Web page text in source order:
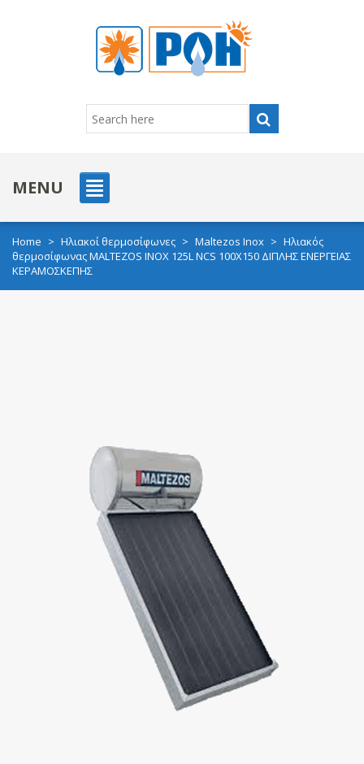
MENU
Home > Ηλιακοί θερμοσίφωνες > Maltezos Inox > Ηλιακός
θερμοσίφωνας MALTEZOS INOX 125L NCS 100X150 ΔΙΠΛΗΣ ΕΝΕΡΓΕΙΑΣ
ΚΕΡΑΜΟΣΚΕΠΗΣ